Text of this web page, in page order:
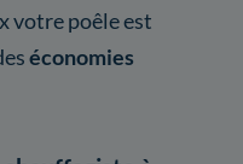
votre poêle est
économies